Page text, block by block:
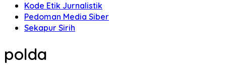
Kode Etik Jurnalistik
Pedoman Media Siber
Sekapur Sirih
polda